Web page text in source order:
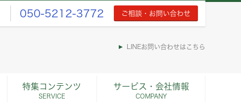
050-5212-3772 ご相談・お問い合わせ
LINEお問い合わせはこちら
特集コンテンツ
SERVICE
サービス・会社情報
COMPANY